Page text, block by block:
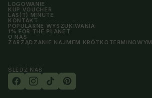
LOGOWANIE
KUP VOUCHER
LAS(T) MINUTE
KONTAKT
POPULARNE WYSZUKIWANIA
1% FOR THE PLANET
O NAS
ZARZĄDZANIE NAJMEM KRÓTKOTERMINOWYM
ŚLEDŹ NAS